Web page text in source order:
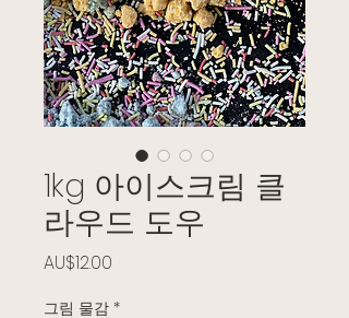
1kg 아이스크림 클
라우드 도우
AU$12.00
그림 물감 *